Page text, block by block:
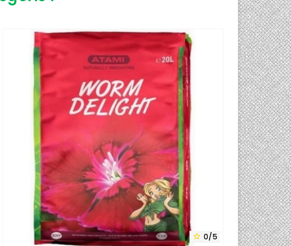
 0/5